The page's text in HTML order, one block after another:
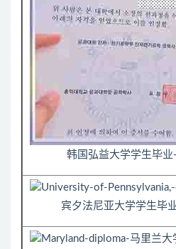
韩国弘益大学学生毕
宾夕法尼亚大学学生毕